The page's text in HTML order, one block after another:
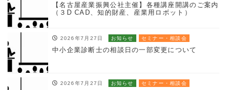
【名古屋産業振興公社主催】各種講座開講のご案内
（３D CAD、知的財産、産業用ロボット）
2026年7月27日 お知らせ セミナー・相談会
中小企業診断士の相談日の一部変更について
2026年7月27日 お知らせ セミナー・相談会